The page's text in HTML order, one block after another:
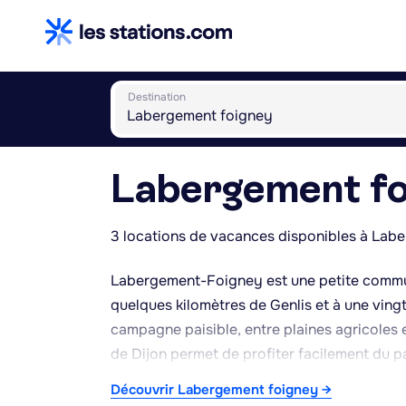
Destination
Labergement
3 locations de vacances disponibles à
Labergement-Foigney est une petite
quelques kilomètres de Genlis et à une
campagne paisible, entre plaines
de Dijon permet de profiter facilement du
Découvrir Labergement foigney →